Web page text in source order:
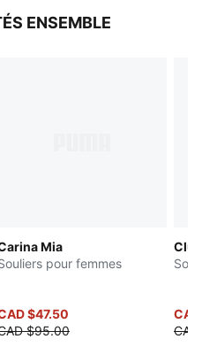
ENSEMBLE
Mia
pour femmes
$47.50
$95.00